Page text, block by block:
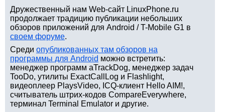
Дружественный нам Web-сайт LinuxPhone.ru
продолжает традицию публикации небольших
обзоров приложений для Android / T-Mobile G1 в
своем форуме.
Среди опубликованных там обзоров на
программы для Android можно встретить:
менеджер программ aTrackDog, менеджер задач
TooDo, утилиты ExactCallLog и Flashlight,
видеоплеер PlaysVideo, ICQ-клиент Hello AIM!,
считыватель штрих-кодов CompareEverywhere,
терминал Terminal Emulator и другие.